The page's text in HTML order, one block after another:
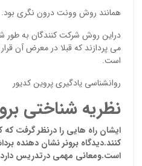
همانند روش وونت درون نگری بود.
دراین روش شرکت کنندگان به طور
می پردازند که قبلا در معرض آن
است.
روانشناسی یادگیری پروین کدیور
نظریه شناختی
ایشان راه هایی را درنظر گرفت که
کنند.دیدگاه برونر نشان دهنده
است.ومعانی مهمی درتدریس